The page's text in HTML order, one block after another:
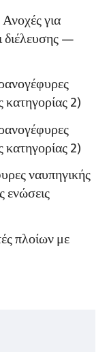
για
διέλευσης —
κατηγορίας 2)
κατηγορίας 2)
ναυπηγικής
ενώσεις
πλοίων με